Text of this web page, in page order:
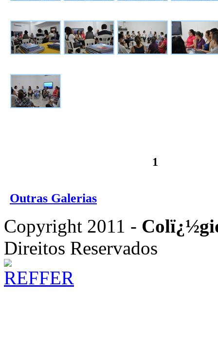
1
Outras Galerias
Copyright 2011 -
Direitos Reservados